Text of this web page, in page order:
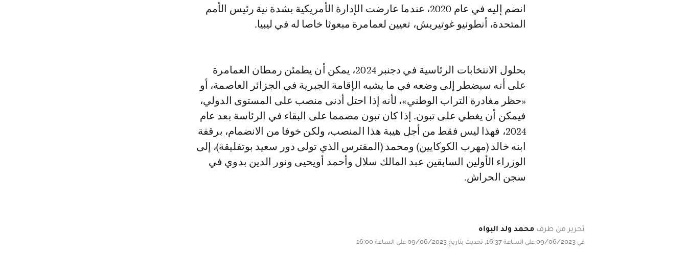
انضم إليه في عام 2020، عندما عارضت الإدارة الأمريكية بشدة نية رئيس الأمم
المتحدة، أنطونيو غوتيريش، تعيين لعمامرة مبعوثا خاصا له في ليبيا.
بحلول الانتخابات الرئاسية في دجنبر 2024، يمكن أن يطمئن رمطان العمامرة
على أنه سيضطر إلى وضعه في ما يشبه الإقامة الجبرية في الجزائر العاصمة، أو
«حظر مغادرة التراب الوطني»، لأنه إذا احتل أدنى منصب على المستوى الدولي،
فيمكن أن يغطي على تبون. إذا كان تبون مصمما على البقاء في الرئاسة بعد عام
2024، فهذا ليس فقط من أجل هيبة هذا المنصب، ولكن خوفا من الانضمام، برقفة
ابنه خالد (مهرب الكوكايين) ومحمد (المفترس الذي تولى دور سعيد بوتفليقة)، إلى
الوزراء الأولين السابقين عبد المالك سلال وأحمد أويحيى ونور الدين بدوي في
سجن الحراش.
تحرير من طرف محمد ولد البواه
في 09/06/2023 على الساعة 16:37, تحديث بتاريخ 09/06/2023 على الساعة 16:00